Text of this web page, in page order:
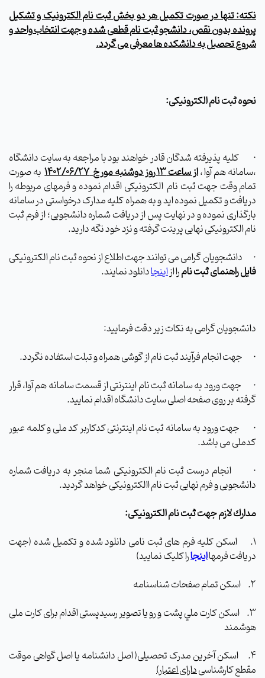
نکته: تنها در صورت تکمیل هر دو بخش ثبت نام الکترونیک و تشکیل
پرونده بدون نقص، دانشجو ثبت نام قطعی شده و جهت انتخاب واحد و
شروع تحصیل به دانشکده ها معرفی می گردد.
نحوه ثبت نام الکترونیکی:
·
کلیه پذیرفته شدگان قادر خواهند بود با مراجعه به سایت دانشگاه
،سامانه هم آوا ،از ساعت 13 روز دوشنبه مورخ 1402/06/27 به صورت
تمام وقت جهت ثبت نام الکترونیکی اقدام نموده و فرمهای مربوطه را
دریافت و تکمیل نموده اید و به همراه کلیه مدارک درخواستی در سامانه
بارگذاری نموده و در نهایت پس از دریافت شماره دانشجویی؛ از فرم ثبت
نام الکترونیکی نهایی پرینت گرفته و نزد خود نگه دارید.
·
دانشجویان گرامی می توانند جهت اطلاع از نحوه ثبت نام الکترونیکی
فایل راهنمای ثبت نامرا ازاینجادانلود نمایند.
دانشجویان گرامی به نکات زیر دقت فرمایید:
·
جهت انجام فرآیند ثبت نام از گوشی همراه و تبلت استفاده نگردد.
·
جهت ورود به سامانه ثبت نام اینترنتی از قسمتسامانه هم آوا،قرار
گرفته بر روی صفحه اصلی سایت دانشگاه اقدام نمایید.
·
جهت ورود به سامانه ثبت نام اینترنتیکدکاربر کد ملی و کلمه عبور
کدملیمی باشد.
·
انجام درست ثبت نام الکترونیکی شما منجر به دریافت شماره
دانشجویی و فرم نهایی ثبت نام االکترونیکیخواهد گردید.
مدارك لازم جهت ثبت نام الکترونیکی:
1.
اسکن کلیه فرم های ثبت نامی دانلود شده و تکمیل شده (جهت
دریافت فرمهااینجارا کلیک نمایید)
2.
اسکن تمام صفحات شناسنامه
3.
اسکن كارت ملي پشت و رو یا تصویر رسیدپستی اقدام برای کارت ملی
هوشمند
4.
اسکن آخرین مدرک تحصیلی( اصل دانشنامه یا اصل گواهی موقت
مقطع کارشناسیدارای اعتبار)